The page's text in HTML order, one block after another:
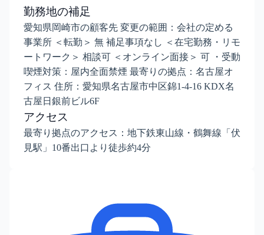
勤務地の補足
愛知県岡崎市の顧客先 変更の範囲：会社の定める
事業所 ＜転勤＞ 無 補足事項なし ＜在宅勤務・リモ
ートワーク＞ 相談可 ＜オンライン面接＞ 可 ・受動
喫煙対策：屋内全面禁煙 最寄りの拠点：名古屋オ
フィス 住所：愛知県名古屋市中区錦1-4-16 KDX名
古屋日銀前ビル6F
アクセス
最寄り拠点のアクセス：地下鉄東山線・鶴舞線「伏
見駅」10番出口より徒歩約4分